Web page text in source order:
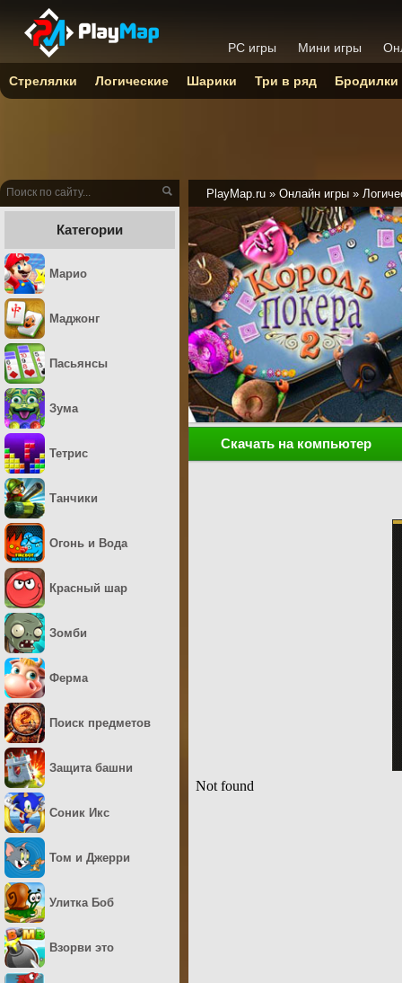
PlayMap.ru » Онлайн игры »
Скачать на компьютер
Категории
Марио
Маджонг
Пасьянсы
Зума
Тетрис
Танчики
Огонь и Вода
Красный шар
Зомби
Ферма
Поиск предметов
Защита башни
Соник Икс
Том и Джерри
Улитка Боб
Взорви это
PC игры Мини игры
Стрелялки Логические Шарики Три в ряд Бродилки